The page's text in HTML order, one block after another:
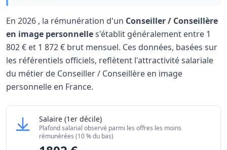
En 2026 , la rémunération d'un Conseiller / Conseillère
en image personnelles'établit généralement entre 1
802 € et 1 872 € brut mensuel. Ces données, basées sur
les référentiels officiels, reflètent l'attractivité salariale
du métier de Conseiller / Conseillère en image
personnelle en France.
Grille salariale Conseiller / Conseillère en image
Niveau de salaire (Déciles)
Salaire minimum (10% les moins rémunérés)
Salaire Conseiller / Conseillère en image personnelle
(1er décile)
Plafond salarial observé parmi les offres les moins
rémunérées (10 % du bas)